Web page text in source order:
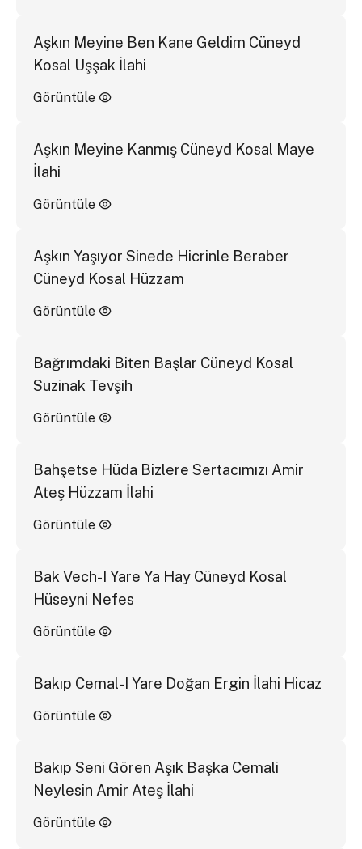
Aşkın Meyine Ben Kane Geldim Cüneyd
Kosal Uşşak İlahi
Görüntüle
Aşkın Meyine Kanmış Cüneyd Kosal Maye
İlahi
Görüntüle
Aşkın Yaşıyor Sinede Hicrinle Beraber
Cüneyd Kosal Hüzzam
Görüntüle
Bağrımdaki Biten Başlar Cüneyd Kosal
Suzinak Tevşih
Görüntüle
Bahşetse Hüda Bizlere Sertacımızı Amir
Ateş Hüzzam İlahi
Görüntüle
Bak Vech-I Yare Ya Hay Cüneyd Kosal
Hüseyni Nefes
Görüntüle
Bakıp Cemal-I Yare Doğan Ergin İlahi Hicaz
Görüntüle
Bakıp Seni Gören Aşık Başka Cemali
Neylesin Amir Ateş İlahi
Görüntüle